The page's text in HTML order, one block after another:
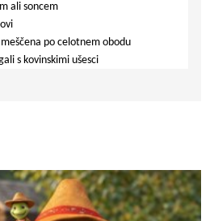
ali soncem
po celotnem obodu
s kovinskimi ušesci